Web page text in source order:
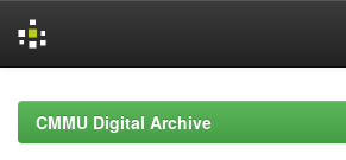
navigationCMMU Digital Archive